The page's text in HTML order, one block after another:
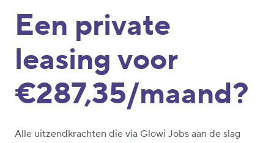
Een private
leasing voor
€287,35/maand?
Alle uitzendkrachten die via Glowi Jobs aan de slag